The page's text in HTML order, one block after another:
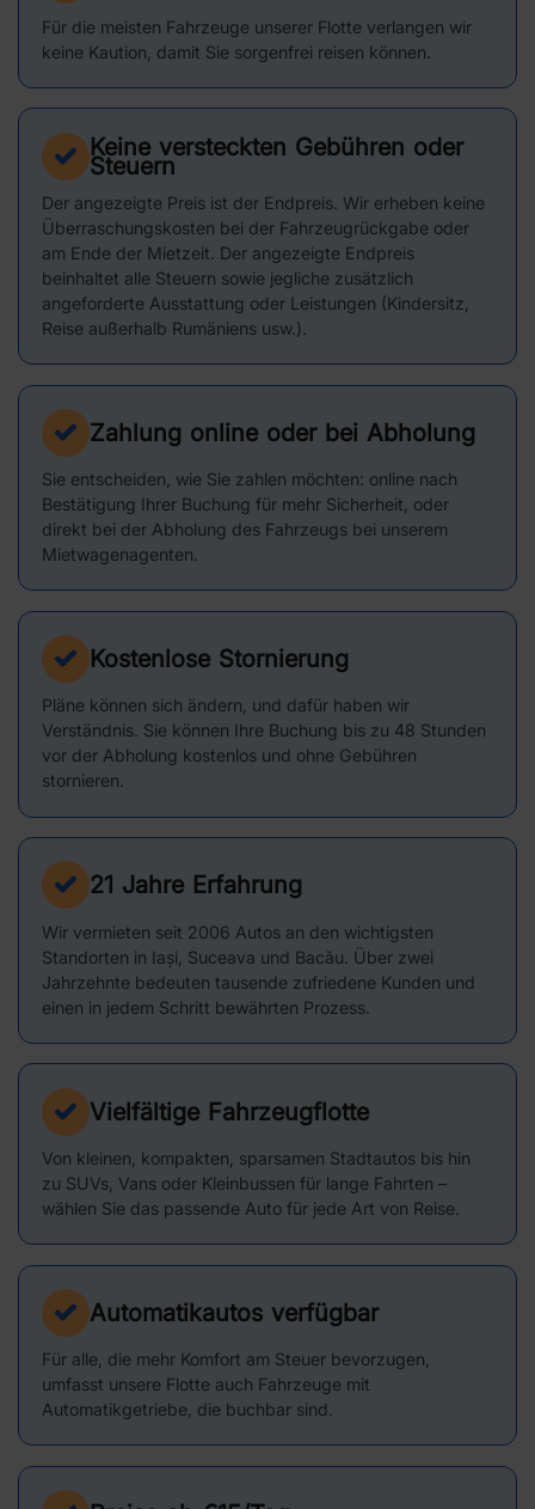
Für die meisten Fahrzeuge unserer Flotte verlangen wir
keine Kaution, damit Sie sorgenfrei reisen können.
Keine versteckten Gebühren oder
Steuern
Der angezeigte Preis ist der Endpreis. Wir erheben keine
Überraschungskosten bei der Fahrzeugrückgabe oder
am Ende der Mietzeit. Der angezeigte Endpreis
beinhaltet alle Steuern sowie jegliche zusätzlich
angeforderte Ausstattung oder Leistungen (Kindersitz,
Reise außerhalb Rumäniens usw.).
Zahlung online oder bei Abholung
Sie entscheiden, wie Sie zahlen möchten: online nach
Bestätigung Ihrer Buchung für mehr Sicherheit, oder
direkt bei der Abholung des Fahrzeugs bei unserem
Mietwagenagenten.
Kostenlose Stornierung
Pläne können sich ändern, und dafür haben wir
Verständnis. Sie können Ihre Buchung bis zu 48 Stunden
vor der Abholung kostenlos und ohne Gebühren
stornieren.
21 Jahre Erfahrung
Wir vermieten seit 2006 Autos an den wichtigsten
Standorten in Iași, Suceava und Bacău. Über zwei
Jahrzehnte bedeuten tausende zufriedene Kunden und
einen in jedem Schritt bewährten Prozess.
Vielfältige Fahrzeugflotte
Von kleinen, kompakten, sparsamen Stadtautos bis hin
zu SUVs, Vans oder Kleinbussen für lange Fahrten –
wählen Sie das passende Auto für jede Art von Reise.
Automatikautos verfügbar
Für alle, die mehr Komfort am Steuer bevorzugen,
umfasst unsere Flotte auch Fahrzeuge mit
Automatikgetriebe, die buchbar sind.